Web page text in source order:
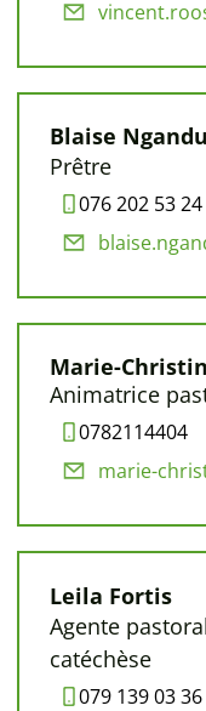
Blaise Ngandu
Prêtre
076 202 53 24
Marie-
Animatrice
0782114404
marie-
Leila Fortis
Agente
catéchèse
079 139 03 36